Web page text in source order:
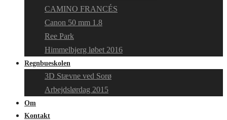
CAMINO FRANCÉS
Canon 50 mm 1.8
Ree Park
Himmelbjerg løbet 2016
Regnbueskolen
3D Stævne ved Sorø
Arbejdslørdag 2015
Om
Kontakt